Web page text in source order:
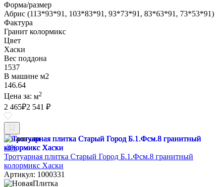
Форма/размер
Абрис (113*93*91, 103*83*91, 93*73*91, 83*63*91, 73*53*91)
Фактура
Гранит колормикс
Цвет
Хаски
Вес поддона
1537
В машине м2
146.64
Цена за: м2
2 465₽2 541 ₽
В наличии
-3%
Тротуарная плитка Старый Город Б.1.Фсм.8 гранитный
колормикс Хаски
Артикул: 1000331